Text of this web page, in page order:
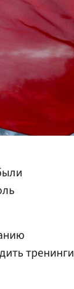
тренинги